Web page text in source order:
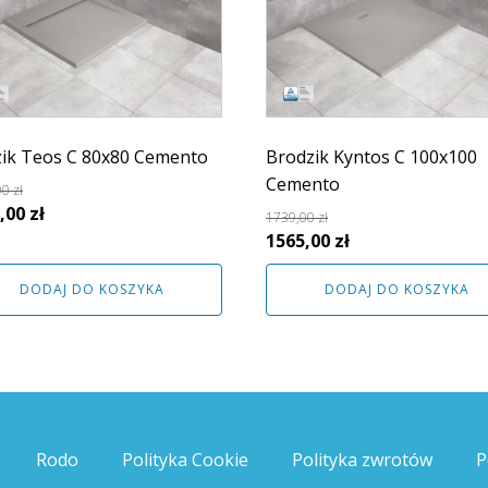
Teos C 80x80 Cemento
zł
zł.
złAktualna
wynosi:
1498,00 zł.
DODAJ DO KOSZYKA
Brodzik Kyntos C 100x100
Cemento
1739,00zł
Pierwotna
cena
wynosiła:
1739,00 zł.
1565,00 złAktualna
cena
wynosi:
1565,00 zł.
DODAJ DO KOSZYKA
Rodo Polityka Cookie Polityka zwrotów